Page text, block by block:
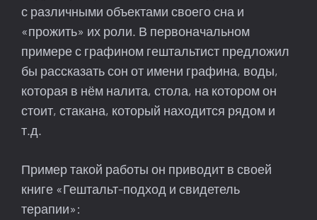
с различными объектами своего сна и
«прожить» их роли. В первоначальном
примере с графином гештальтист предложил
бы рассказать сон от имени графина, воды,
которая в нём налита, стола, на котором он
стоит, стакана, который находится рядом и
т.д.
Пример такой работы он приводит в своей
книге «Гештальт-подход и свидетель
терапии»: